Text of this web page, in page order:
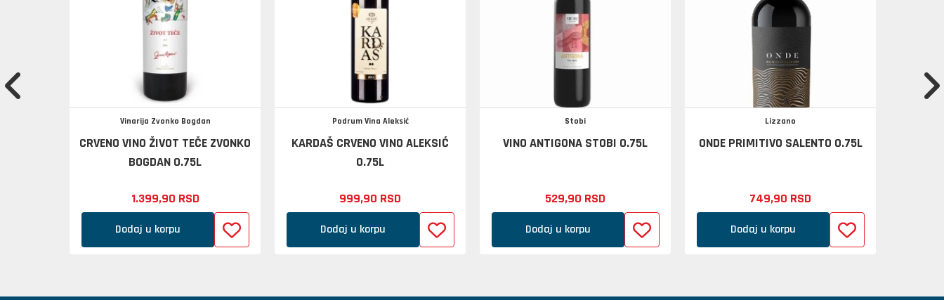
Vinarija Zvonko Bogdan
CRVENO VINO ŽIVOT TEČE ZVONKO
BOGDAN 0.75L
1.399,90 RSD
Dodaj u korpu
Podrum Vina Aleksić
KARDAŠ CRVENO VINO ALEKSIĆ
0.75L
999,90 RSD
Dodaj u korpu
Stobi
VINO ANTIGONA STOBI 0.75L
529,90 RSD
Dodaj u korpu
Lizzano
ONDE PRIMITIVO SALENTO 0.75L
749,90 RSD
Dodaj u korpu